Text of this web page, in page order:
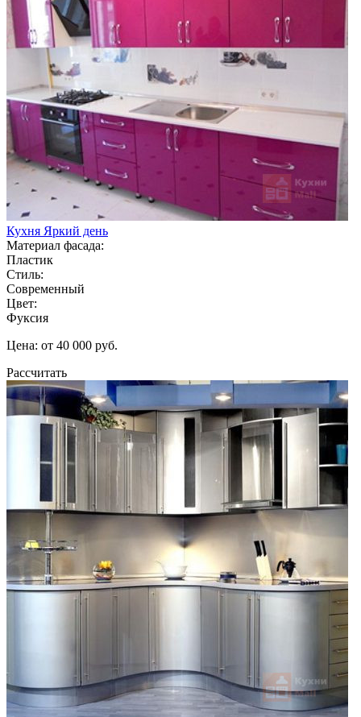
Кухня Яркий день
Материал фасада:
Пластик
Стиль:
Современный
Цвет:
Фуксия
Цена: от 40 000 руб.
Рассчитать